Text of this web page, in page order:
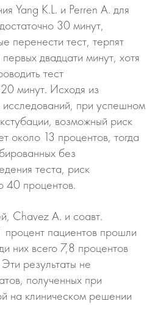
Yang K.L. и Perren A. для
30 минут,
перенести тест, терпят
двадцати минут, хотя
тест
минут. Исходя из
исследований, при успешном
возможный риск
около 13 процентов, тогда
без
теста, риск
40 процентов.
Сhavez А. и соавт.
процент пациентов прошли
них всего 7,8 процентов
результаты не
полученных при
на клиническом решении